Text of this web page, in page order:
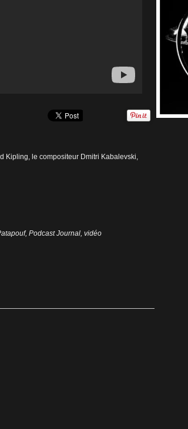
Kipling, le compositeur Dmitri Kabalevski,
, Podcast Journal, vidéo